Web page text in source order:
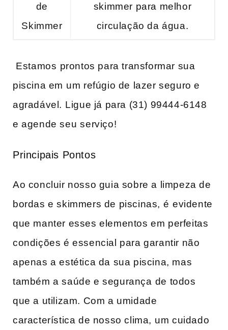
de
Skimmer
‌skimmer para melhor
circulação da água.
⁣ Estamos⁤ prontos para transformar sua
piscina em ⁤um refúgio de lazer seguro e
agradável. ⁤Ligue já‌ para (31)‍ 99444-6148
e agende seu⁢ serviço!
Principais Pontos
Ao ​concluir nosso ‌guia sobre a limpeza‍ de
bordas e skimmers de piscinas, ⁤é⁢ evidente
que manter ​esses elementos em perfeitas
condições é‍ essencial para garantir não
apenas a estética ‍da sua piscina, mas
também a saúde​ e segurança ⁣de todos
que a utilizam. Com ‍a umidade
‌característica de nosso clima, ⁢um cuidado